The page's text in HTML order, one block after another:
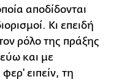
αποδίδονται
Κι επειδή
ρόλο της πράξης
και με
ειπείν, τη